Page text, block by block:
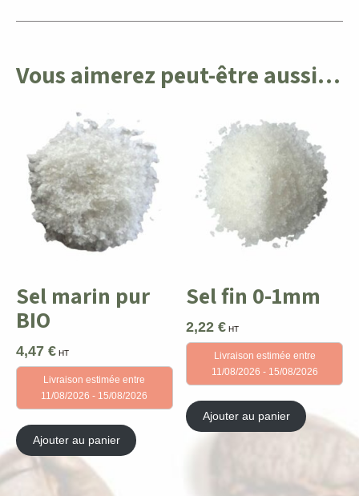
Vous aimerez peut-être aussi…
Sel marin pur
BIO
4,47 € HT
Livraison estimée entre
11/08/2026 - 15/08/2026
Ajouter au panier
Sel fin 0-1mm
2,22€ HT
Livraison estimée entre
11/08/2026 - 15/08/2026
Ajouter au panier